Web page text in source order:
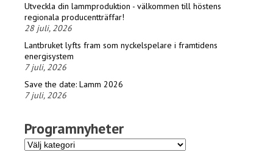
Utveckla din lammproduktion - välkommen till höstens
regionala producentträffar!
28 juli, 2026
Lantbruket lyfts fram som nyckelspelare i framtidens
energisystem
7 juli, 2026
Save the date: Lamm 2026
7 juli, 2026
Programnyheter
Programnyheter